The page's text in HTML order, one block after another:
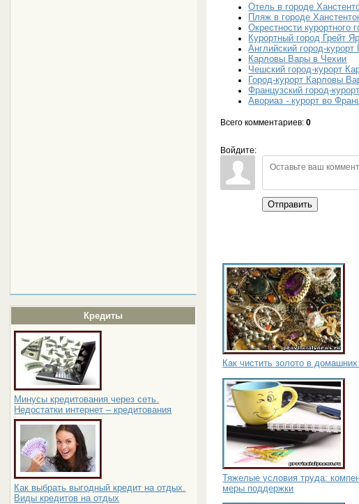
Кредиты
Минусы кредитования через сеть.
Недостатки интернет – кредитования
Как выбрать выгодный кредит на отдых.
Виды кредитов на отдых
Отель в городе
Пляж в городе
Окрестности курортного
Курортный город Грейт
Английский город-курорт
Карловы Вары в Чехии
Чешский город-курорт
Город-курорт Карловы
Французский город-
Авориаз - курорт во
Всего комментариев:0
Войдите:
Отправить
Как чистить золото в
Тяжелые условия труда:
меры поддержки